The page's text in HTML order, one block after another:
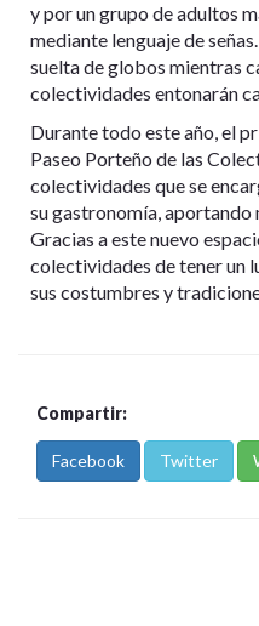
y por un grupo de adultos
mediante lenguaje de
suelta de globos mientras
colectividades entonarán
Durante todo este año, el
Paseo Porteño de las
colectividades que se
su gastronomía, aportando
Gracias a este nuevo
colectividades de tener un
sus costumbres y
Compartir:
Facebook Twitter